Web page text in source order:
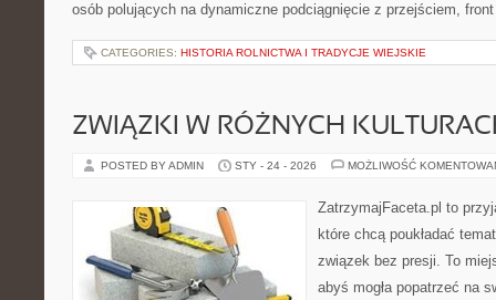
osób polujących na dynamiczne podciągnięcie z przejściem,
CATEGORIES: HISTORIA ROLNICTWA I TRADYCJE WIEJSKIE
ZWIĄZKI W RÓŻNYCH
POSTED BY ADMIN STY - 24 - 2026 MOŻLIWOŚĆ
ZatrzymajFaceta.pl to
które chcą poukładać
związek bez presji. To
abyś mogła popatrzeć na